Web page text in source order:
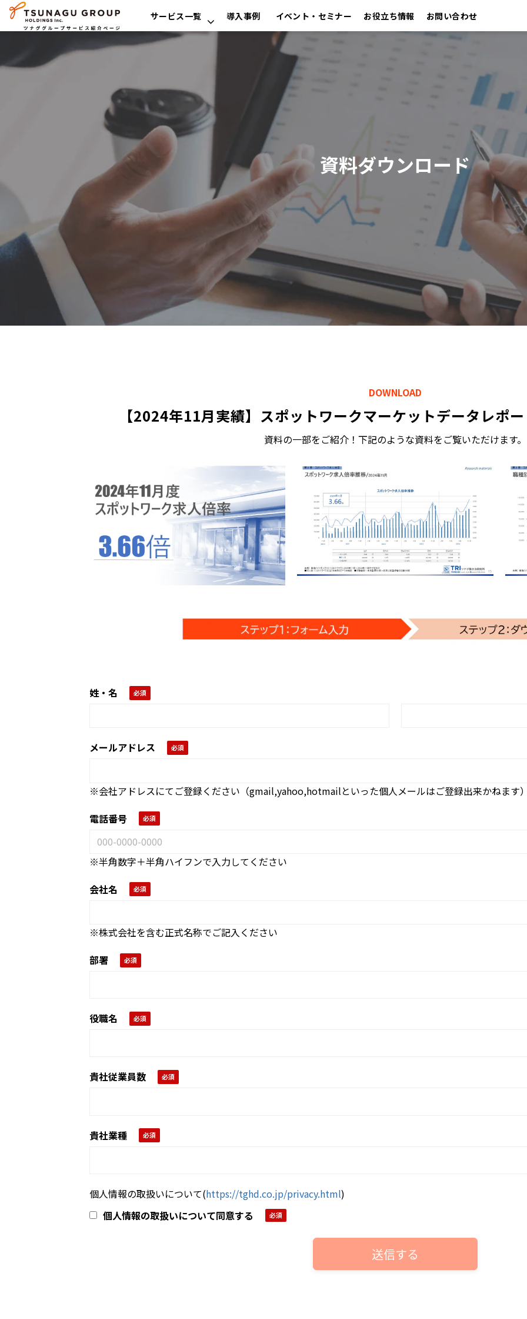
サービス一覧 導入事例 イベント・セミナー お役立ち情報 お問い合わせ
資料ダウンロード
DOWNLOAD
【2024年11月実績】スポットワークマーケットデータレポ
資料の一部をご紹介！下記のような資料をご覧いただけます。
姓・名
メールアドレス
※会社アドレスにてご登録ください（gmail,yahoo,hotmailといった個人メールはご登録出来かねます
電話番号
※半角数字＋半角ハイフンで入力してください
会社名
※株式会社を含む正式名称でご記入ください
部署
役職名
貴社従業員数
貴社業種
個人情報の取扱いについて(https://tghd.co.jp/privacy.html)
個人情報の取扱いについて同意する